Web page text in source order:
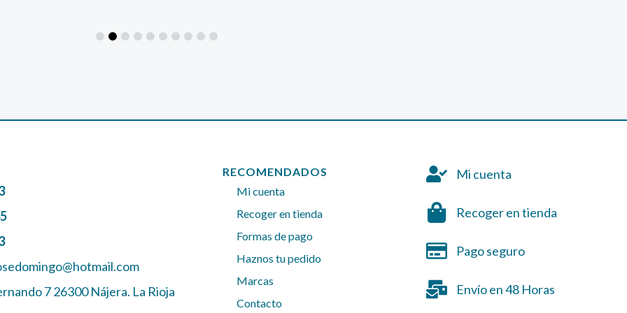
7 26300 Nájera. La Rioja
RECOMENDADOS
Mi cuenta
Recoger en tienda
Formas de pago
Haznos tu pedido
Marcas
Contacto
Mi cuenta
Recoger en tienda
Pago seguro
Envío en 48 Horas